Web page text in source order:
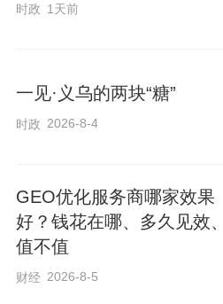
世界百年未有之大变局
当历史演进到今天，“
时政 1天前
一见·义乌的两块“糖”
时政 2026-8-4
GEO优化服务商哪家效果
好？钱花在哪、多久见效、
值不值
财经 2026-8-5